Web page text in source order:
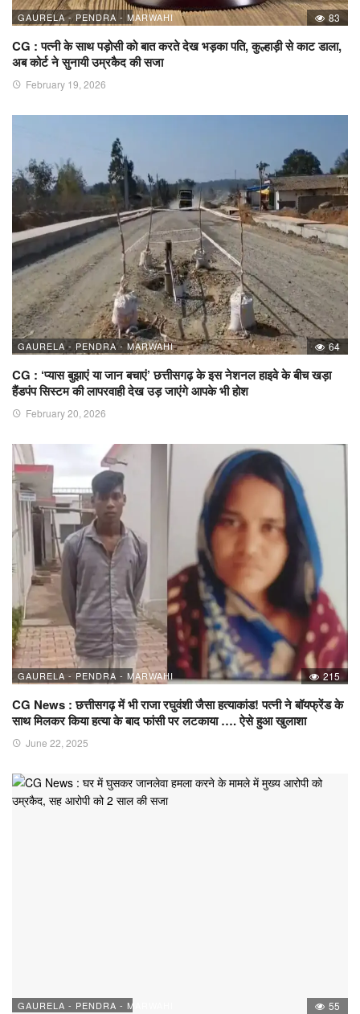
GAURELA - PENDRA - MARWAHI 83
CG : पत्नी के साथ पड़ोसी को बात करते देख भड़का पति, कुल्हाड़ी से काट डाला,
अब कोर्ट ने सुनायी उम्रकैद की सजा
February 19, 2026
GAURELA - PENDRA - MARWAHI 64
CG : ‘प्यास बुझाएं या जान बचाएं’ छत्तीसगढ़ के इस नेशनल हाइवे के बीच खड़ा
हैंडपंप सिस्टम की लापरवाही देख उड़ जाएंगे आपके भी होश
February 20, 2026
GAURELA - PENDRA - MARWAHI 215
CG News : छत्तीसगढ़ में भी राजा रघुवंशी जैसा हत्याकांड! पत्नी ने बॉयफ्रेंड के
साथ मिलकर किया हत्या के बाद फांसी पर लटकाया …. ऐसे हुआ खुलाशा
June 22, 2025
GAURELA - PENDRA - MARWAHI 55